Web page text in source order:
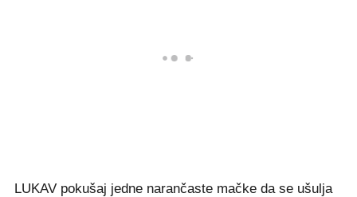
LUKAV pokušaj jedne narančaste mačke da se ušulja